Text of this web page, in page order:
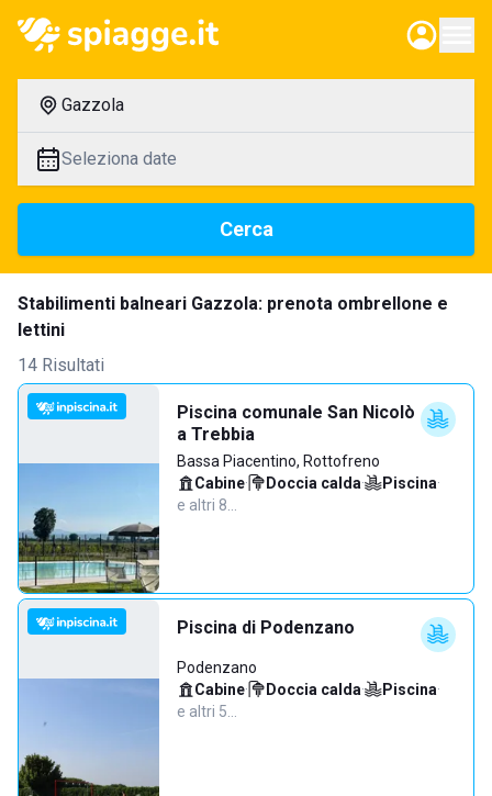
Gazzola
Seleziona date
Cerca
Stabilimenti balneari Gazzola: prenota ombrellone e
lettini
14 Risultati
Piscina comunale San Nicolò
a Trebbia
Bassa Piacentino, Rottofreno
Cabine· Doccia calda· Piscina·
e altri 8…
Piscina di Podenzano
Podenzano
Cabine· Doccia calda· Piscina·
e altri 5…